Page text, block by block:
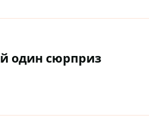
й один сюрприз